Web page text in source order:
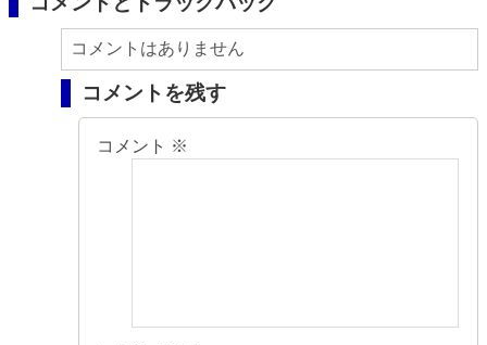
コメントはありません
コメントを残す
コメント ※